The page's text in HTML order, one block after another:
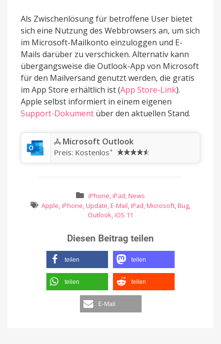
Als Zwischenlösung für betroffene User bietet
sich eine Nutzung des Webbrowsers an, um sich
im Microsoft-Mailkonto einzuloggen und E-
Mails darüber zu verschicken. Alternativ kann
übergangsweise die Outlook-App von Microsoft
für den Mailversand genutzt werden, die gratis
im App Store erhältlich ist (App Store-Link).
Apple selbst informiert in einem eigenen
Support-Dokument über den aktuellen Stand.
‎Microsoft Outlook
Preis: Kostenlos+
iPhone, iPad, News
Apple, iPhone, Update, E-Mail, iPad, Microsoft, Bug,
Outlook, iOS 11
Diesen Beitrag teilen
teilen teilen
teilen teilen
E-Mail